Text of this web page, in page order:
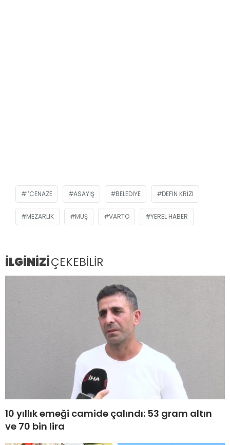
’’CENAZE ASAYIŞ BELEDIYE DEFIN KRIZI
MEZARLIK MUŞ VARTO YEREL HABER
İLGİNİZİÇEKEBİLİR
10 yıllık emeği camide çalındı: 53 gram altın
ve 70 bin lira